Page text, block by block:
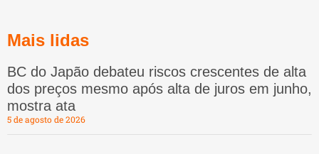
Mais lidas
BC do Japão debateu riscos crescentes de alta
dos preços mesmo após alta de juros em junho,
mostra ata
5 de agosto de 2026